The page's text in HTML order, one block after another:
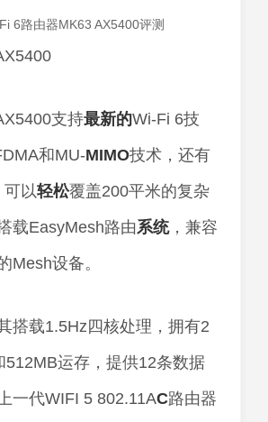
支持最新的Wi-Fi 6技
和MU-MIMO技术，还有
以轻松覆盖200平米的复杂
载EasyMesh路由系统，兼容
Mesh设备。
搭载1.5Hz四核处理，拥有2
512MB运存，提供12条数据
一代WIFI 5 802.11AC路由器